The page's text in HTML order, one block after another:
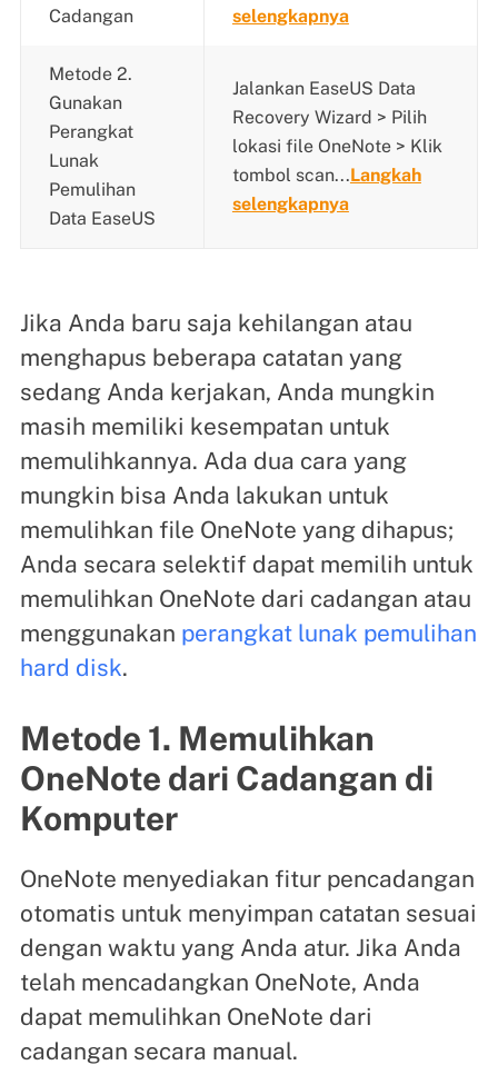
Cadangan
selengkapnya
Metode 2.
Gunakan
Perangkat
Lunak
Pemulihan
Data EaseUS
Jalankan EaseUS Data
Recovery Wizard > Pilih
lokasi file OneNote > Klik
tombol scan...Langkah
selengkapnya
Jika Anda baru saja kehilangan atau
menghapus beberapa catatan yang
sedang Anda kerjakan, Anda mungkin
masih memiliki kesempatan untuk
memulihkannya. Ada dua cara yang
mungkin bisa Anda lakukan untuk
memulihkan file OneNote yang dihapus;
Anda secara selektif dapat memilih untuk
memulihkan OneNote dari cadangan atau
menggunakan perangkat lunak pemulihan
hard disk.
Metode 1. Memulihkan
OneNote dari Cadangan di
Komputer
OneNote menyediakan fitur pencadangan
otomatis untuk menyimpan catatan sesuai
dengan waktu yang Anda atur. Jika Anda
telah mencadangkan OneNote, Anda
dapat memulihkan OneNote dari
cadangan secara manual.